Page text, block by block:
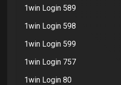
1win Login 589
1win Login 598
1win Login 599
1win Login 757
1win Login 80